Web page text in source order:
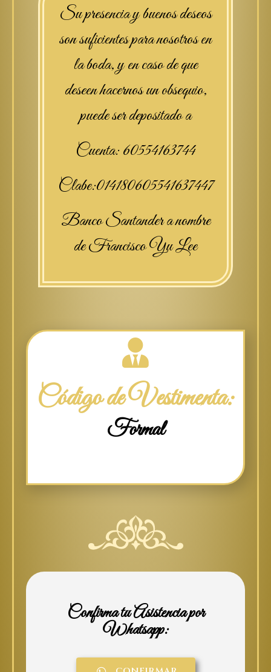
Su presencia y buenos deseos
son suficientes para nosotros en
la boda, y en caso de que
deseen hacernos un obsequio,
puede ser depositado a
Cuenta: 60554163744
Clabe:014180605541637447
Banco Santander a nombre
de Francisco Yu Lee
Código de Vestimenta:
Formal
Confirma tu Asistencia por
Whatsapp: